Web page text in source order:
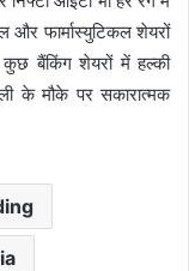
फार्मास्युटिकल शेयरों
बैंकिंग शेयरों में हल्की
के मौके पर सकारात्मक